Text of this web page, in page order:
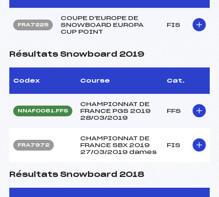
FRA7225
COUPE D'EUROPE DE
SNOWBOARD EUROPA
CUP POINT
FIS
Résultats Snowboard 2019
Codex Course Cat.
NNAF0061.FFS
CHAMPIONNAT DE
FRANCE PGS 2019
28/03/2019
FFS
FRA7972
CHAMPIONNAT DE
FRANCE SBX 2019
27/03/2019 dames
FIS
Résultats Snowboard 2018